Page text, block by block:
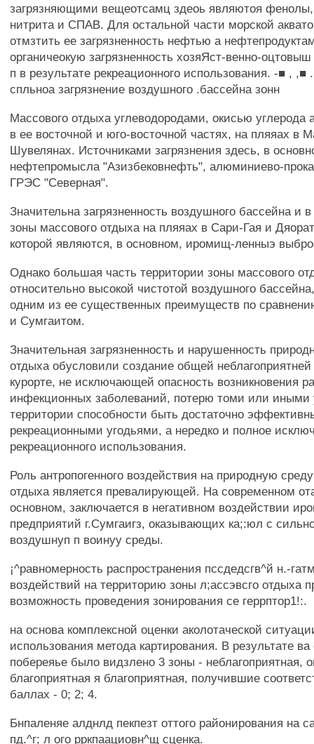
загрязняющими вещеотсамц здеоь являютоя
нитрита и СПАВ. Для остальной части морской
отмзтить ее загрязненность нефтью а
органичеокую загрязненность хозяЯст-венно-
п в результате рекреационного использования. -■ ,
спльноа загрязнение воздушного .бассейна зонн
Массового отдыха углеводородами, окисью углерода
в ее восточной и юго-восточной частях, на пляяах в
Шувелянах. Источниками загрязнения здесь, в
нефтепромысла "Азизбековнефть", алюминиево-
ГРЭС "Северная".
Значительна загрязненность воздушного бассейна и
зоны массового отдыха на пляяах в Сари-Гая и
которой являются, в основном, иромищ-ленныэ
Однако большая часть территории зоны массового
относительно высокой чистотой воздушного
одним из ее существенных преимуществ по
и Сумгаитом.
Значительная загрязненность и нарушенность
отдыха обусловили создание общей неблагоприятней
курорте, не исключающей опасность возникновения
инфекционных заболеваний, потерю томи или иными
территории способности быть достаточно
рекреационными угодьями, а нередко и полное
рекреационного использования.
Роль антропогенного воздействия на природную
отдыха является превалирующей. На современном
основном, заключается в негативном воздействии
предприятий г.Сумгаигз, оказывающих ка;:юл с
воздушнуп п воинуу среды.
¡^равномерность распространения пссдедсгв^й н.-
воздействий на территорию зоны л;ассэвсго отдыха
возможность проведения зонирования се геррптор1!:.
на основа комплексной оценки аколотаческой
использования метода картирования. В результате
побереяье было видзлено 3 зоны - неблагоприятная,
благоприятная я благоприятная, получившие
баллах - 0; 2; 4.
Бнпаленяе алднлд пекпезт оттого районирования на
пд.^г; л ого рркпаациовн^щ сценка.